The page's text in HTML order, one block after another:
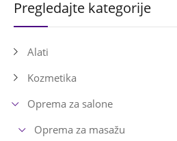
Pregledajte kategorije
Alati
Kozmetika
Oprema za salone
Oprema za masažu